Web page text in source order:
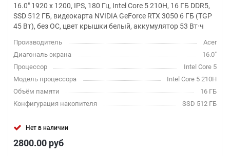
16.0" 1920 x 1200, IPS, 180 Гц, Intel Core 5 210H, 16 ГБ DDR5,
SSD 512 ГБ, видеокарта NVIDIA GeForce RTX 3050 6 ГБ (TGP
45 Вт), без ОС, цвет крышки белый, аккумулятор 53 Вт·ч
Производитель
Acer
Диагональ экрана
16.0"
Процессор
Intel Core 5
Модель процессора
Intel Core 5 210H
Объём памяти
16 ГБ
Конфигурация накопителя
SSD 512 ГБ
Нет в наличии
2800.00 руб